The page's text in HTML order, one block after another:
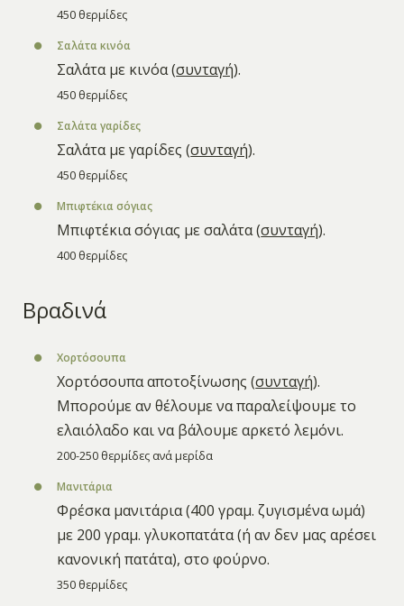
450 θερμίδες
Σαλάτα κινόα
Σαλάτα με κινόα (συνταγή).
450 θερμίδες
Σαλάτα γαρίδες
Σαλάτα με γαρίδες (συνταγή).
450 θερμίδες
Μπιφτέκια σόγιας
Μπιφτέκια σόγιας με σαλάτα (συνταγή).
400 θερμίδες
Βραδινά
Χορτόσουπα
Χορτόσουπα αποτοξίνωσης (συνταγή).
Μπορούμε αν θέλουμε να παραλείψουμε το
ελαιόλαδο και να βάλουμε αρκετό λεμόνι.
200-250 θερμίδες ανά μερίδα
Μανιτάρια
Φρέσκα μανιτάρια (400 γραμ. ζυγισμένα ωμά)
με 200 γραμ. γλυκοπατάτα (ή αν δεν μας αρέσει
κανονική πατάτα), στο φούρνο.
350 θερμίδες